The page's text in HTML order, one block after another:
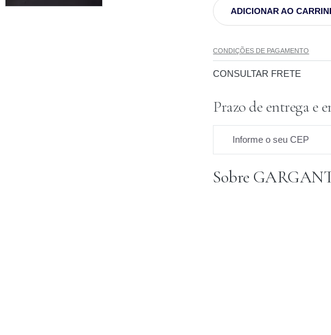
ADICIONAR AO
CONDIÇÕES DE PAGAMENTO
CONSULTAR FRETE
Prazo de entrega e
Informe o seu CEP
Prazo para o CEP
Sobre